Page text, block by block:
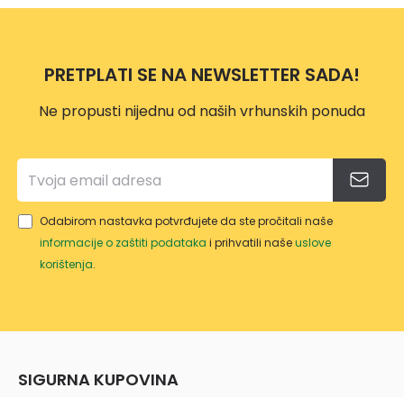
200
50X7
PRETPLATI SE NA NEWSLETTER SADA!
Ne propusti nijednu od naših vrhunskih ponuda
Odabirom nastavka potvrđujete da ste pročitali naše
informacije o zaštiti podataka i prihvatili našeuslove
korištenja.
SIGURNA KUPOVINA